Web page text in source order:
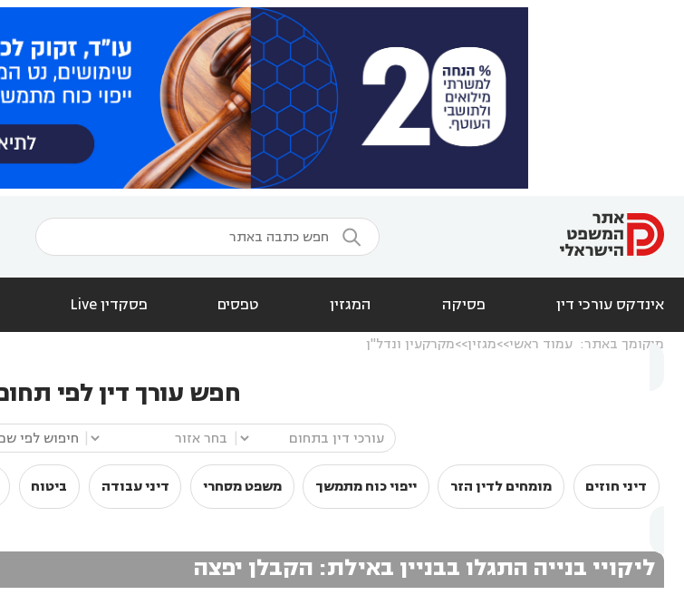

אינדקס עורכי דין פסיקה המגזין טפסים פסקדין Live
מיקומך באתר: עמוד ראשי מגזין מקרקעין ונדל"ן
חפש עורך דין לפי
דיני חוזים מומחים לדין הזר ייפוי כוח מתמשך משפט מסחרי דיני עבודה ביטוח
ליקויי בנייה התגלו בבניין באילת: הקבלן יפצה